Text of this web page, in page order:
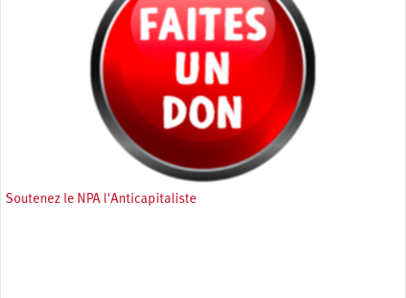
Soutenez le NPA l'Anticapitaliste